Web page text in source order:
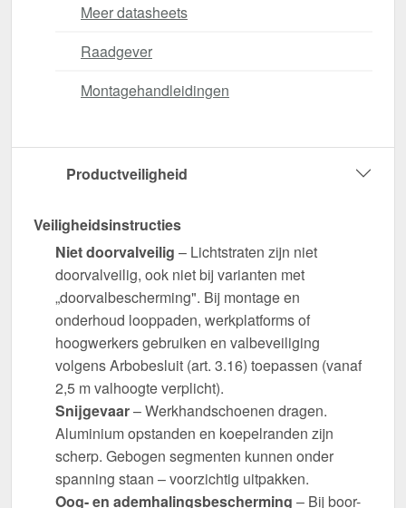
Meer datasheets
Raadgever
Montagehandleidingen
Productveiligheid
Veiligheidsinstructies
Niet doorvalveilig – Lichtstraten zijn niet
doorvalveilig, ook niet bij varianten met
„doorvalbescherming". Bij montage en
onderhoud looppaden, werkplatforms of
hoogwerkers gebruiken en valbeveiliging
volgens Arbobesluit (art. 3.16) toepassen (vanaf
2,5 m valhoogte verplicht).
Snijgevaar– Werkhandschoenen dragen.
Aluminium opstanden en koepelranden zijn
scherp. Gebogen segmenten kunnen onder
spanning staan – voorzichtig uitpakken.
Oog- en ademhalingsbescherming – Bij boor-